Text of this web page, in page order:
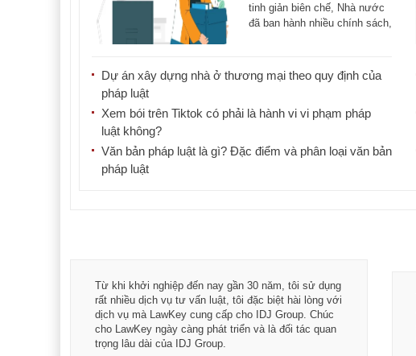
tinh giản biên chế, Nhà nước
đã ban hành nhiều chính sách,
Dự án xây dựng nhà ở thương mại theo quy định của
pháp luật
Xem bói trên Tiktok có phải là hành vi vi phạm pháp
luật không?
Văn bản pháp luật là gì? Đặc điểm và phân loại văn bản
pháp luật
Từ khi khởi nghiệp đến nay gần 30 năm, tôi sử dụng
rất nhiều dịch vụ tư vấn luật, tôi đặc biệt hài lòng với
dịch vụ mà LawKey cung cấp cho IDJ Group. Chúc
cho LawKey ngày càng phát triển và là đối tác quan
trọng lâu dài của IDJ Group.